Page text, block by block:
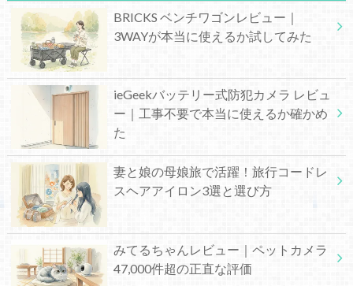
BRICKS ベンチワゴンレビュー｜
3WAYが本当に使えるか試してみた
ieGeekバッテリー式防犯カメラ レビュ
ー｜工事不要で本当に使えるか確かめ
た
妻と娘の母娘旅で活躍！旅行コードレ
スヘアアイロン3選と選び方
みてるちゃんレビュー｜ペットカメラ
47,000件超の正直な評価